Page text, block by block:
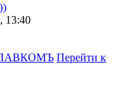
13:40
Перейти к